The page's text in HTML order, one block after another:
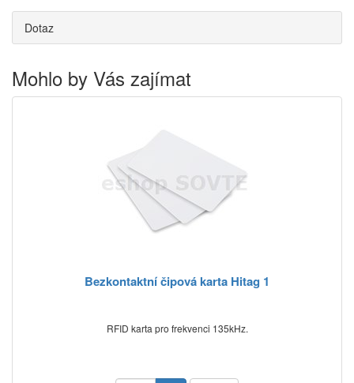
Dotaz
Mohlo by Vás zajímat
Bezkontaktní čipová karta Hitag 1
RFID karta pro frekvenci 135kHz.